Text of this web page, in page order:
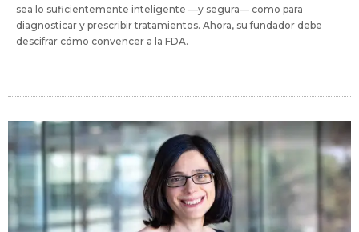
sea lo suficientemente inteligente —y segura— como para
diagnosticar y prescribir tratamientos. Ahora, su fundador debe
descifrar cómo convencer a la FDA.